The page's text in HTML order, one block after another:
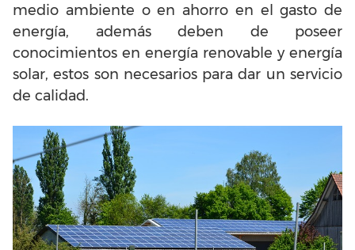
medio ambiente o en ahorro en el gasto de
energía, además deben de poseer
conocimientos en energía renovable y energía
solar, estos son necesarios para dar un servicio
de calidad.